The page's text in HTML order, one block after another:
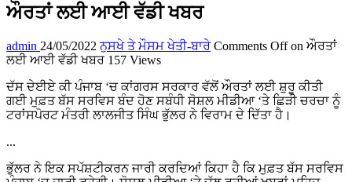
ਔਰਤਾਂ ਲਈ ਆਈ ਵੱਡੀ ਖਬਰ
admin 24/05/2022 ਨੁਸਖੇ ਤੇ ਮੌਸਮ ਖੇਤੀ-ਬਾਰੇ Comments Offon ਔਰਤਾਂ
ਲਈ ਆਈ ਵੱਡੀ ਖਬਰ 157 Views
ਦੱਸ ਦੇਈਏ ਕੀ ਪੰਜਾਬ ‘ਚ ਕਾਂਗਰਸ ਸਰਕਾਰ ਵੱਲੋਂ ਔਰਤਾਂ ਲਈ ਸ਼ੁਰੂ ਕੀਤੀ
ਗਈ ਮੁਫ਼ਤ ਬੱਸ ਸਰਵਿਸ ਬੰਦ ਹੋਣ ਸਬੰਧੀ ਸੋਸ਼ਲ ਮੀਡੀਆ ‘ਤੇ ਛਿੜੀ ਚਰਚਾ ਨੂੰ
ਟਰਾਂਸਪੋਰਟ ਮੰਤਰੀ ਲਾਲਜੀਤ ਸਿੰਘ ਭੁੱਲਰ ਨੇ ਵਿਰਾਮ ਦੇ ਦਿੱਤਾ ਹੈ।
...
ਭੁੱਲਰ ਨੇ ਇਕ ਸਪੱਸ਼ਟੀਕਰਨ ਜਾਰੀ ਕਰਦਿਆਂ ਕਿਹਾ ਹੈ ਕਿ ਮੁਫ਼ਤ ਬੱਸ ਸਰਵਿਸ